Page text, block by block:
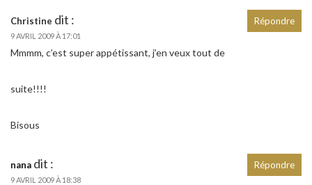
Christine dit :
9 AVRIL 2009 À 17:01
Mmmm, c’est super appétissant, j’en veux tout de
suite!!!!
Bisous
Répondre
nana dit :
9 AVRIL 2009 À 18:38
Répondre